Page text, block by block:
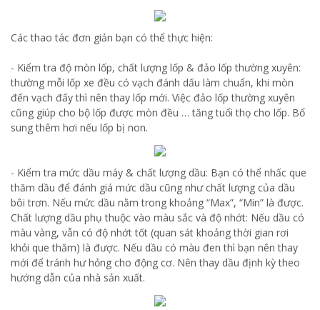
Các thao tác đơn giản bạn có thể thực hiện:
- Kiểm tra độ mòn lốp, chất lượng lốp & đảo lốp thường xuyên:
thường mỗi lốp xe đều có vạch đánh dấu làm chuẩn, khi mòn
đến vạch đấy thì nên thay lốp mới. Việc đảo lốp thường xuyên
cũng giúp cho bộ lốp được mòn đều … tăng tuổi thọ cho lốp. Bổ
sung thêm hơi nếu lốp bị non.
- Kiểm tra mức dầu máy & chất lượng dầu: Bạn có thể nhấc que
thăm dầu để đánh giá mức dầu cũng như chất lượng của dầu
bôi trơn. Nếu mức dầu nằm trong khoảng “Max”, “Min” là được.
Chất lượng dầu phụ thuộc vào màu sắc và độ nhớt: Nếu dầu có
màu vàng, vẫn có độ nhớt tốt (quan sát khoảng thời gian rơi
khỏi que thăm) là được. Nếu dầu có màu đen thì bạn nên thay
mới để tránh hư hỏng cho động cơ. Nên thay dầu định kỳ theo
hướng dẫn của nhà sản xuất.